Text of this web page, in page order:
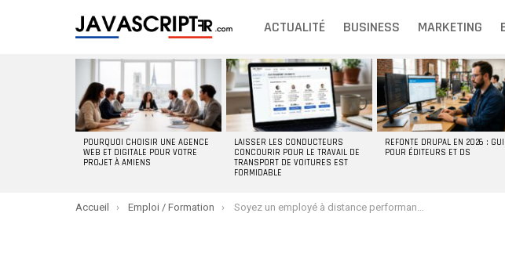
ACTUALITÉ BUSINESS MARKETING
POURQUOI CHOISIR UNE AGENCE
WEB ET DIGITALE POUR VOTRE
PROJET À AMIENS
LAISSER LES CONDUCTEURS
CONCOURIR POUR LE TRAVAIL DE
TRANSPORT DE VOITURES EST
FORMIDABLE
REFONTE DRUPAL EN 2026 :
POUR ÉDITEURS ET DS
You are here:
Accueil Emploi / Formation Soyez un employé à distance performant avec ces 6 conseils simples